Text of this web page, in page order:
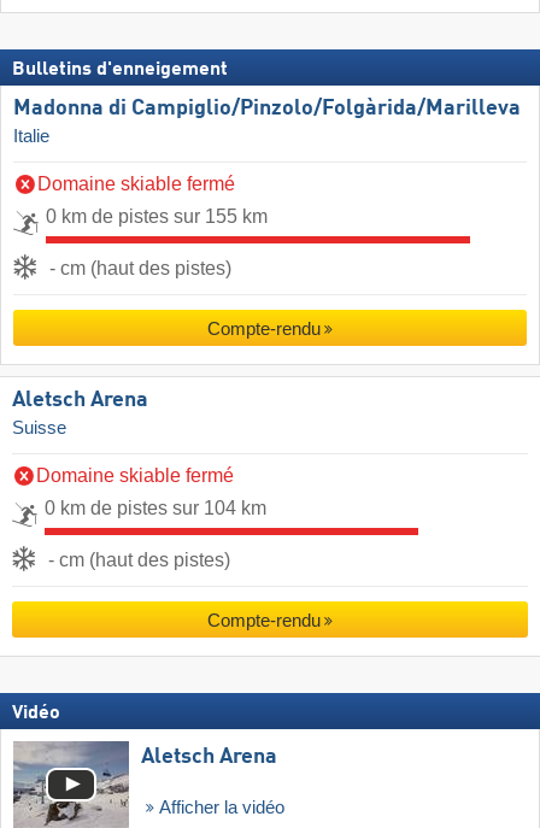
Bulletins d'enneigement
Madonna di Campiglio/​Pinzolo/​Folgàrida/​Marilleva
Italie
Domaine skiable fermé
0 km de pistes sur 155 km
- cm (haut des pistes)
Compte-rendu
Aletsch Arena
Suisse
Domaine skiable fermé
0 km de pistes sur 104 km
- cm (haut des pistes)
Compte-rendu
Vidéo
Aletsch Arena
Afficher la vidéo